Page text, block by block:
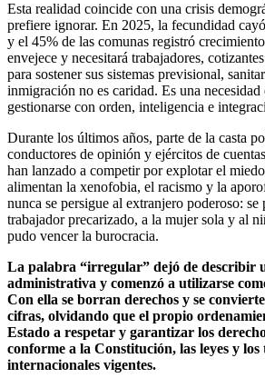
Esta realidad coincide con una crisis
prefiere ignorar. En 2025, la fecundidad
y el 45% de las comunas registró
envejece y necesitará trabajadores,
para sostener sus sistemas previsional,
inmigración no es caridad. Es una necesidad
gestionarse con orden, inteligencia e
Durante los últimos años, parte de la casta
conductores de opinión y ejércitos de
han lanzado a competir por explotar el
alimentan la xenofobia, el racismo y la
nunca se persigue al extranjero poderoso: se
trabajador precarizado, a la mujer sola y al
pudo vencer la burocracia.
La palabra “irregular” dejó de describir
administrativa y comenzó a utilizarse
Con ella se borran derechos y se
cifras, olvidando que el propio
Estado a respetar y garantizar los
conforme a la Constitución, las leyes y los
internacionales vigentes.